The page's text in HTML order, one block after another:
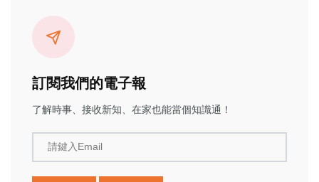
訂閱我們的電子報
了解時事、接收新知、在家也能當個知識通！
請鍵入Email